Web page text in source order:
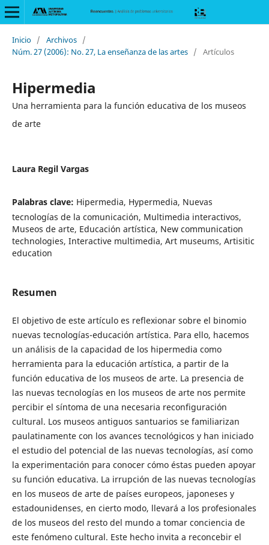
Inicio / Archivos /
Núm. 27 (2006): No. 27, La enseñanza de las artes / Artículos
Hipermedia
Una herramienta para la función educativa de los museos
de arte
Laura Regil Vargas
Palabras clave: Hipermedia, Hypermedia, Nuevas
tecnologías de la comunicación, Multimedia interactivos,
Museos de arte, Educación artística, New communication
technologies, Interactive multimedia, Art museums, Artisitic
education
Resumen
El objetivo de este artículo es reflexionar sobre el binomio
nuevas tecnologías-educación artística. Para ello, hacemos
un análisis de la capacidad de los hipermedia como
herramienta para la educación artística, a partir de la
función educativa de los museos de arte. La presencia de
las nuevas tecnologías en los museos de arte nos permite
percibir el síntoma de una necesaria reconfiguración
cultural. Los museos antiguos santuarios se familiarizan
paulatinamente con los avances tecnológicos y han iniciado
el estudio del potencial de las nuevas tecnologías, así como
la experimentación para conocer cómo éstas pueden apoyar
su función educativa. La irrupción de las nuevas tecnologías
en los museos de arte de países europeos, japoneses y
estadounidenses, en cierto modo, llevará a los profesionales
de los museos del resto del mundo a tomar conciencia de
este fenómeno cultural. Este hecho invita a reconcebir el